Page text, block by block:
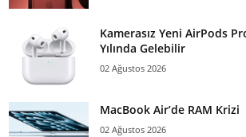
Kamerasız Yeni AirPods
Yılında Gelebilir
02 Ağustos 2026
MacBook Air’de RAM Krizi
02 Ağustos 2026